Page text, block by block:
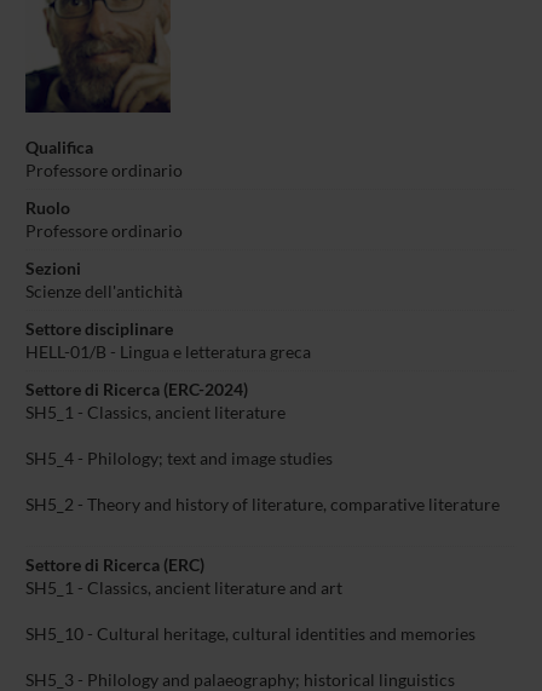
Qualifica
Professore ordinario
Ruolo
Professore ordinario
Sezioni
Scienze dell'antichità
Settore disciplinare
HELL-01/B - Lingua e letteratura greca
Settore di Ricerca (ERC-2024)
SH5_1 - Classics, ancient literature
SH5_4 - Philology; text and image studies
SH5_2 - Theory and history of literature, comparative literature
Settore di Ricerca (ERC)
SH5_1 - Classics, ancient literature and art
SH5_10 - Cultural heritage, cultural identities and memories
SH5_3 - Philology and palaeography; historical linguistics